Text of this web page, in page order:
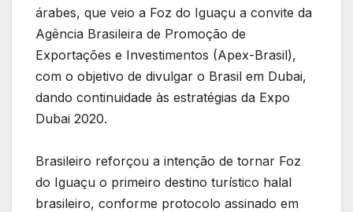
árabes, que veio a Foz do Iguaçu a convite da
Agência Brasileira de Promoção de
Exportações e Investimentos (Apex-Brasil),
com o objetivo de divulgar o Brasil em Dubai,
dando continuidade às estratégias da Expo
Dubai 2020.
Brasileiro reforçou a intenção de tornar Foz
do Iguaçu o primeiro destino turístico halal
brasileiro, conforme protocolo assinado em